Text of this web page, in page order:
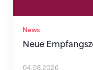
News
Neue
04.08.2026